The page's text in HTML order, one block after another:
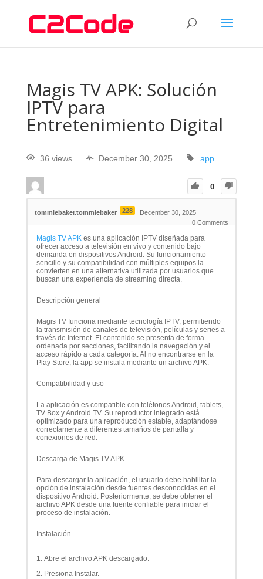
Magis TV APK: Solución
IPTV para
Entretenimiento Digital
36 views December 30, 2025 app
0
tommiebaker.tommiebaker 228
December 30, 2025
0 Comments
Magis TV APKes una aplicación IPTV diseñada para
ofrecer acceso a televisión en vivo y contenido bajo
demanda en dispositivos Android. Su funcionamiento
sencillo y su compatibilidad con múltiples equipos la
convierten en una alternativa utilizada por usuarios que
buscan una experiencia de streaming directa.
Descripción general
Magis TV funciona mediante tecnología IPTV, permitiendo
la transmisión de canales de televisión, películas y series a
través de internet. El contenido se presenta de forma
ordenada por secciones, facilitando la navegación y el
acceso rápido a cada categoría. Al no encontrarse en la
Play Store, la app se instala mediante un archivo APK.
Compatibilidad y uso
La aplicación es compatible con teléfonos Android, tablets,
TV Box y Android TV. Su reproductor integrado está
optimizado para una reproducción estable, adaptándose
correctamente a diferentes tamaños de pantalla y
conexiones de red.
Descarga de Magis TV APK
Para descargar la aplicación, el usuario debe habilitar la
opción de instalación desde fuentes desconocidas en el
dispositivo Android. Posteriormente, se debe obtener el
archivo APK desde una fuente confiable para iniciar el
proceso de instalación.
Instalación
Abre el archivo APK descargado.
Presiona Instalar.